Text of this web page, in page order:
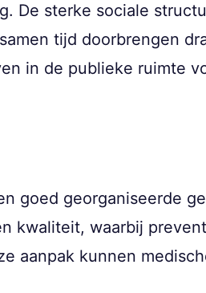
De sterke sociale
tijd doorbrengen
in de publieke ruimte
goed georganiseerde
kwaliteit, waarbij
aanpak kunnen